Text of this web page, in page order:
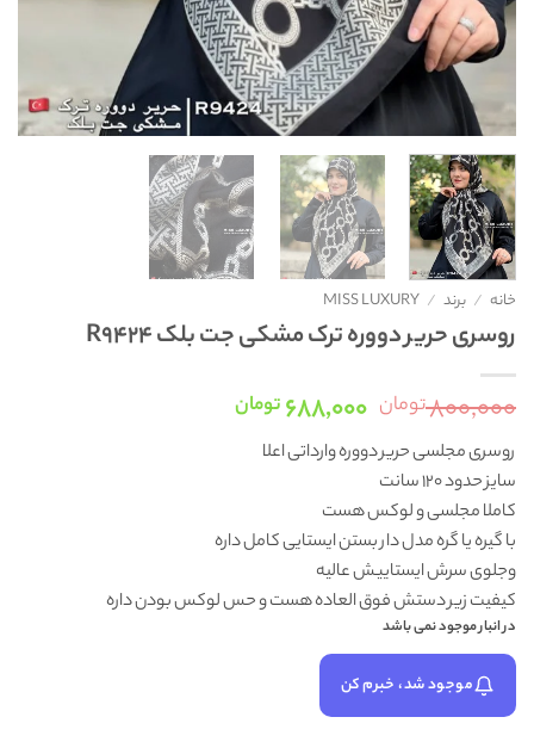
خانه / برند /
MISS LUXURY
روسری حریر دووره ترک مشکی جت بلک R9424
۸۰۰,۰۰۰تومان قیمت
اصلی:
۸۰۰,۰۰۰ تومان
بود.
۶۸۸,۰۰۰تومانقیمت
روسری مجلسی حریر دووره وارداتی اعلا
سایز حدود 120 سانت
کاملا مجلسی و لوکس هست
با گیره یا گره مدل دار بستن ایستایی کامل داره
وجلوی سرش ایستاییش عالیه
کیفیت زیر دستش فوق العاده هست و حس لوکس بودن داره
در انبار موجود نمی باشد
موجود شد، خبرم کن